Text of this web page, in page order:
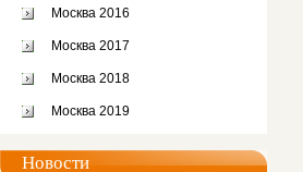
Москва 2016
Москва 2017
Москва 2018
Москва 2019
Новости